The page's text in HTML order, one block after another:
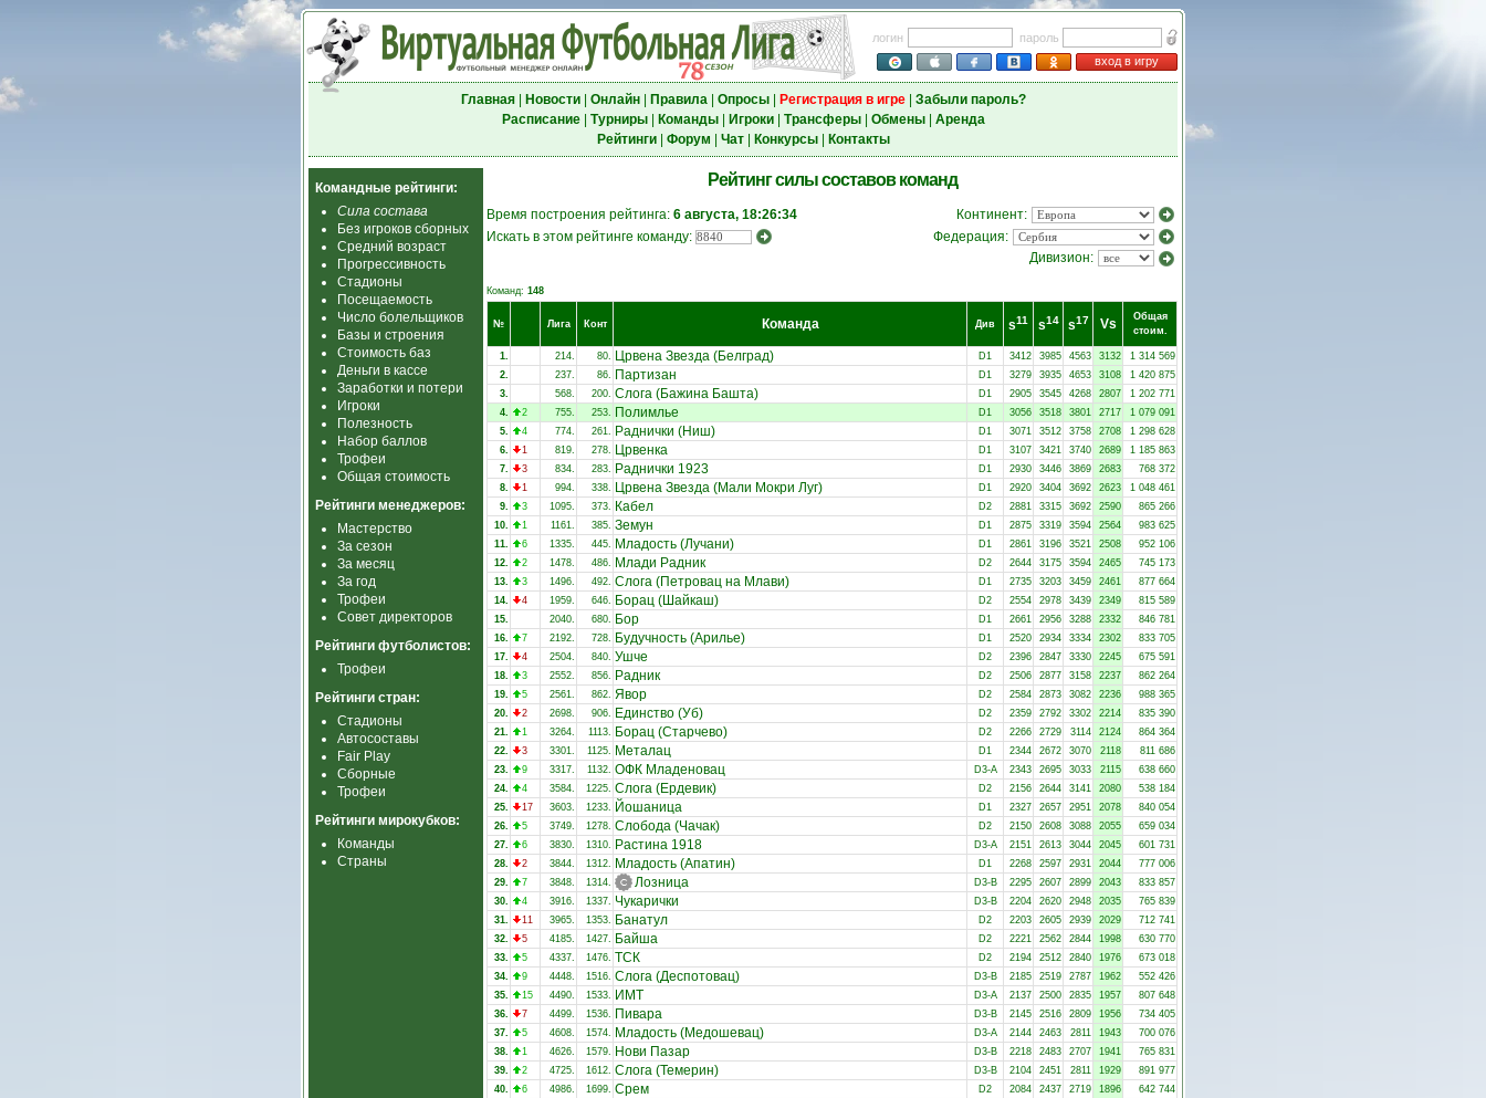
логин
пароль
вход в игру
Главная| Новости| Онлайн| Правила| Опросы| Регистрация в игре| Забыли пароль?
Расписание| Турниры| Команды| Игроки| Трансферы| Обмены| Аренда
Рейтинги| Форум Чат| Конкурсы| Контакты
Командные рейтинги:
Сила состава
Без игроков сборных
Средний возраст
Прогрессивность
Стадионы
Посещаемость
Число болельщиков
Базы и строения
Стоимость баз
Деньги в кассе
Заработки и потери
Игроки
Полезность
Набор баллов
Трофеи
Общая стоимость
Рейтинги менеджеров:
Мастерство
За сезон
За месяц
За год
Трофеи
Совет директоров
Рейтинги футболистов:
Трофеи
Рейтинги стран:
Стадионы
Автосоставы
Fair Play
Сборные
Трофеи
Рейтинги мирокубков:
Команды
Страны
Рейтинг силы составов команд
Время построения рейтинга: 6 августа, 18:26:34
Континент:
Искать в этом рейтинге команду:
Федерация:
Дивизион:
Команд: 148
№ Лига Конт Команда Див s11 s14 s17 Vs
Общая
стоим.
1. 214. 80. Црвена Звезда (Белград) D1 3412 3985 4563 3132
1 314 569
2.
237. 86. Партизан D1 3279 3935 4653 3108
1 420 875
3.
568. 200. Слога (Бажина Башта) D1 2905 3545 4268 2807
1 202 771
4.
2 755. 253. Полимлье D1 3056 3518 3801 2717
1 079 091
5.
4 774. 261. Раднички (Ниш) D1 3071 3512 3758 2708
1 298 628
6.
1 819. 278. Црвенка D1 3107 3421 3740 2689
1 185 863
7.
3 834. 283. Раднички 1923 D1 2930 3446 3869 2683
768 372
8.
1 994. 338. Црвена Звезда (Мали Мокри Луг) D1 2920 3404 3692 2623
1 048 461
9.
3 1095. 373. Кабел D2 2881 3315 3692 2590
865 266
10.
1 1161. 385. Земун D1 2875 3319 3594 2564
983 625
11.
6 1335. 445. Младость (Лучани) D1 2861 3196 3521 2508
952 106
12.
2 1478. 486. Млади Радник D2 2644 3175 3594 2465
745 173
13.
3 1496. 492. Слога (Петровац на Млави) D1 2735 3203 3459 2461
877 664
14.
4 1959. 646. Борац (Шайкаш) D2 2554 2978 3439 2349
815 589
15.
2040. 680. Бор D1 2661 2956 3288 2332
846 781
16.
7 2192. 728. Будучность (Арилье) D1 2520 2934 3334 2302
833 705
17.
4 2504. 840. Ушче D2 2396 2847 3330 2245
675 591
18.
3 2552. 856. Радник D2 2506 2877 3158 2237
862 264
19.
5 2561. 862. Явор D2 2584 2873 3082 2236
988 365
20.
2 2698. 906. Единство (Уб) D2 2359 2792 3302 2214
835 390
21.
1 3264. 1113. Борац (Старчево) D2 2266 2729 3114 2124
864 364
22.
3 3301. 1125. Металац D1 2344 2672 3070 2118
811 686
23.
9 3317. 1132. ОФК Младеновац D3-A 2343 2695 3033 2115
638 660
24.
4 3584. 1225. Слога (Ердевик) D2 2156 2644 3141 2080
538 184
25.
17 3603. 1233. Йошаница D1 2327 2657 2951 2078
840 054
26.
5 3749. 1278. Слобода (Чачак) D2 2150 2608 3088 2055
659 034
27.
6 3830. 1310. Растина 1918 D3-A 2151 2613 3044 2045
601 731
28.
2 3844. 1312. Младость (Апатин) D1 2268 2597 2931 2044
777 006
29.
7 3848. 1314. Лозница D3-B 2295 2607 2899 2043
833 857
30.
4 3916. 1337. Чукарички D3-B 2204 2620 2948 2035
765 839
31.
11 3965. 1353. Банатул D2 2203 2605 2939 2029
712 741
32.
5 4185. 1427. Байша D2 2221 2562 2844 1998
630 770
33.
5 4337. 1476. ТСК D2 2194 2512 2840 1976
673 018
34.
9 4448. 1516. Слога (Деспотовац) D3-B 2185 2519 2787 1962
552 426
35.
15 4490. 1533. ИМТ D3-A 2137 2500 2835 1957
807 648
36.
7 4499. 1536. Пивара D3-B 2145 2516 2809 1956
734 405
37.
5 4608. 1574. Младость (Медошевац) D3-A 2144 2463 2811 1943
700 076
38.
1 4626. 1579. Нови Пазар D3-B 2218 2483 2707 1941
765 831
39.
2 4725. 1612. Слога (Темерин) D3-B 2104 2451 2811 1929
891 977
40.
6 4986. 1699. Срем D2 2084 2437 2719 1896
642 744